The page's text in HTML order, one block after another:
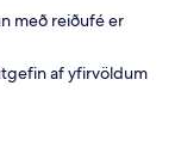
með reiðufé er
af yfirvöldum